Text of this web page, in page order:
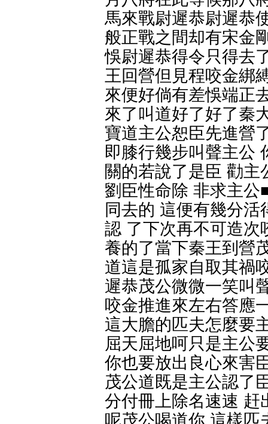
馬來戰尉遲恭尉遲恭
般正戰之間却有宋金
悞尉遲恭得令只得去
王回營但見程咬金綁
來便好倘有差悞端正
來了叫道好了好了秦
寶道主公恕臣先進營
即膝行幾步叫聲主公
關的若說了是臣 勸
劉臣性命除 非求主公
同去的 這便有幾分
認 了下次再不可造次
養的了當下秦王到營
道這是孤家自取其禍
遲恭茂公微微一笑叫
咬金推進來左右答應
這大膽的匹夫怎麼要
屈天屈地呵只是主公
你也要放出良心來害
茂公道既是主公認了
分付冊上除名速速 赶
呢茂公喝道你 這樣匹